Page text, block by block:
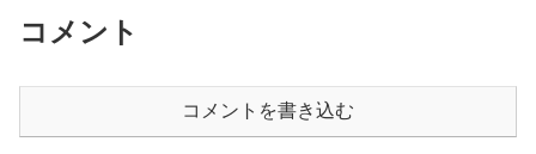
コメント
コメントを書き込む